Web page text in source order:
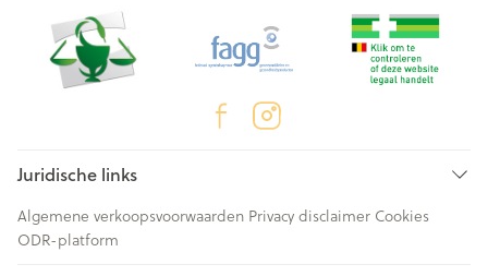
Juridische links
Algemene verkoopsvoorwaarden Privacy disclaimer Cookies
ODR-platform